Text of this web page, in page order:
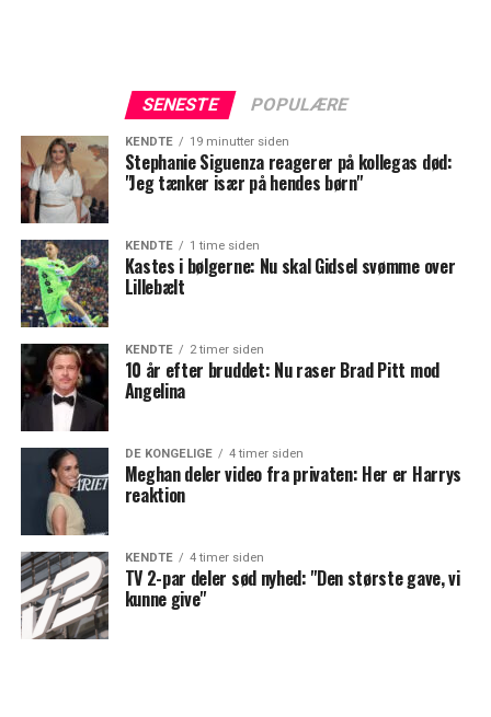
SENESTE POPULÆRE
KENDTE 19 minutter siden
Stephanie Siguenza reagerer på kollegas død:
"Jeg tænker især på hendes børn"
KENDTE 1 time siden
Kastes i bølgerne: Nu skal Gidsel svømme over
Lillebælt
KENDTE 2 timer siden
10 år efter bruddet: Nu raser Brad Pitt mod
Angelina
DE KONGELIGE 4 timer siden
Meghan deler video fra privaten: Her er Harrys
reaktion
KENDTE 4 timer siden
TV 2-par deler sød nyhed: "Den største gave, vi
kunne give"